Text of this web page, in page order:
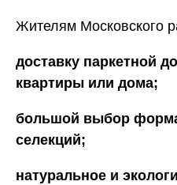
Жителям Московского
доставку паркетной
квартиры или дома;
большой выбор
селекций;
натуральное и